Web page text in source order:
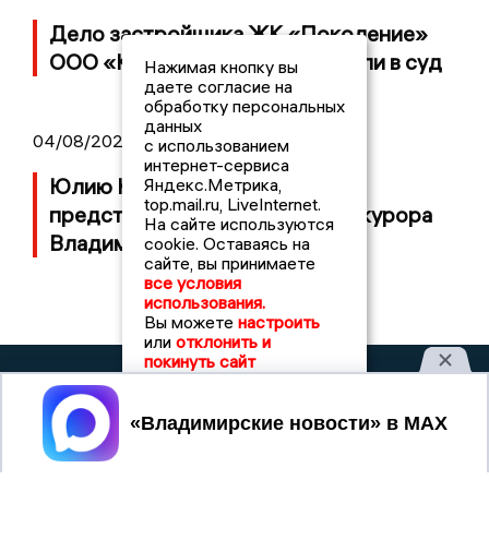
Дело застройщика ЖК «Поколение»
ООО «Капитал Строй» передали в суд
04/08/2026 11:36
Юлию Калистову официально
представили в должности прокурора
Владимирской области
ВЛАДИМИРСКИЕ
НОВОСТИ
Владимирские новости»
Учредитель (соучредители): Общество с ограниченной
Нажимая кнопку вы
даете согласие на
обработку персональных
данных
с использованием
интернет-сервиса
Яндекс.Метрика,
top.mail.ru, LiveInternet.
На сайте используются
cookie. Оставаясь на
сайте, вы принимаете
все условия
использования.
Вы можете настроить
или отклонить и
покинуть сайт
Принять